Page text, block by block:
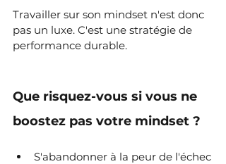
Travailler sur son mindset n'est donc
pas un luxe. C'est une stratégie de
performance durable.
Que risquez-vous si vous ne
boostez pas votre mindset ?
S'abandonner à la peur de l'échec